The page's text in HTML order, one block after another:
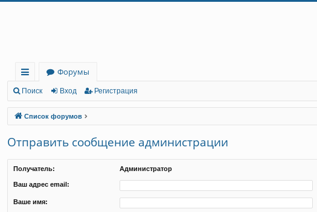
с
ы
лк
и
Форумы
Поиск Вход Регистрация
Список форумов
Отправить сообщение администрации
Получатель: Администратор
Ваш адрес email:
Ваше имя: